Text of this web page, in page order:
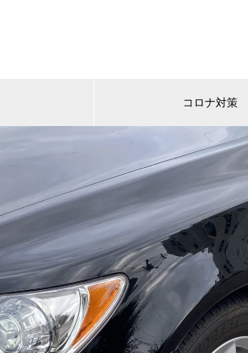
コロナ対策